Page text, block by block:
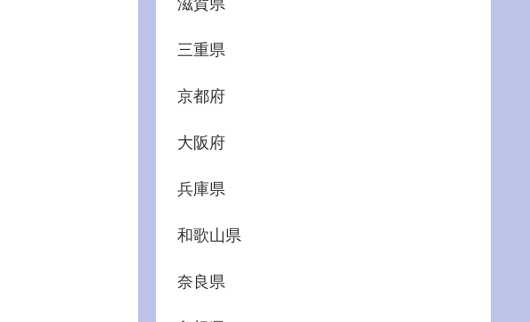
滋賀県
三重県
京都府
大阪府
兵庫県
和歌山県
奈良県